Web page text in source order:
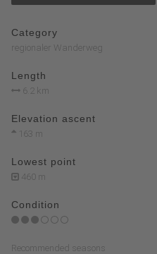
Category
regionaler Wanderweg
Length
6.2 km
Elevation ascent
163 m
Lowest point
460 m
Condition
Recommended seasons